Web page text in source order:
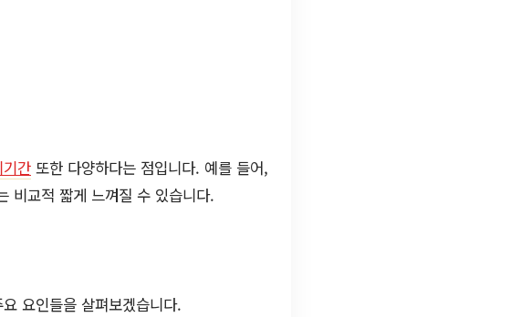
간 또한 다양하다는 점입니다. 예를 들어,
비교적 짧게 느껴질 수 있습니다.
요인들을 살펴보겠습니다.